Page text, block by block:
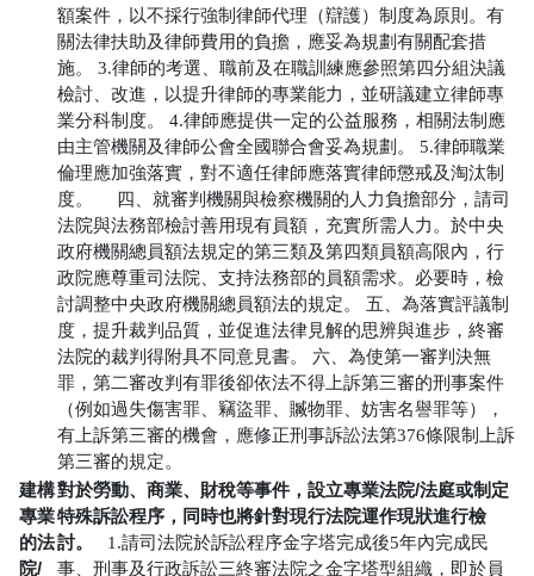
額案件，以不採行強制律師代理（辯護）制度為原則。有
關法律扶助及律師費用的負擔，應妥為規劃有關配套措
施。
3.律師的考選、職前及在職訓練應參照第四分組決議
檢討、改進，以提升律師的專業能力，並研議建立律師專
業分科制度。
4.律師應提供一定的公益服務，相關法制應
由主管機關及律師公會全國聯合會妥為規劃。
5.律師職業
倫理應加強落實，對不適任律師應落實律師懲戒及淘汰制
度。
四、就審判機關與檢察機關的人力負擔部分，請司
法院與法務部檢討善用現有員額，充實所需人力。於中央
政府機關總員額法規定的第三類及第四類員額高限內，行
政院應尊重司法院、支持法務部的員額需求。必要時，檢
討調整中央政府機關總員額法的規定。
五、為落實評議制
度，提升裁判品質，並促進法律見解的思辨與進步，終審
法院的裁判得附具不同意見書。
六、為使第一審判決無
罪，第二審改判有罪後卻依法不得上訴第三審的刑事案件
（例如過失傷害罪、竊盜罪、贓物罪、妨害名譽罪等），
有上訴第三審的機會，應修正刑事訴訟法第376條限制上訴
第三審的規定。
建構
專業
的法
院/
對於勞動、商業、財稅等事件，設立專業法院/法庭或制定
特殊訴訟程序，同時也將針對現行法院運作現狀進行檢
討。
1.請司法院於訴訟程序金字塔完成後5年內完成民
事、刑事及行政訴訟三終審法院之金字塔型組織，即於員